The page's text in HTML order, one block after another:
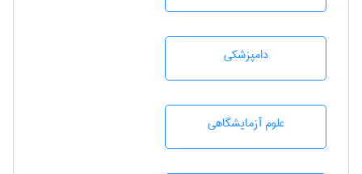
دامپزشكی
علوم آزمايشگاهی